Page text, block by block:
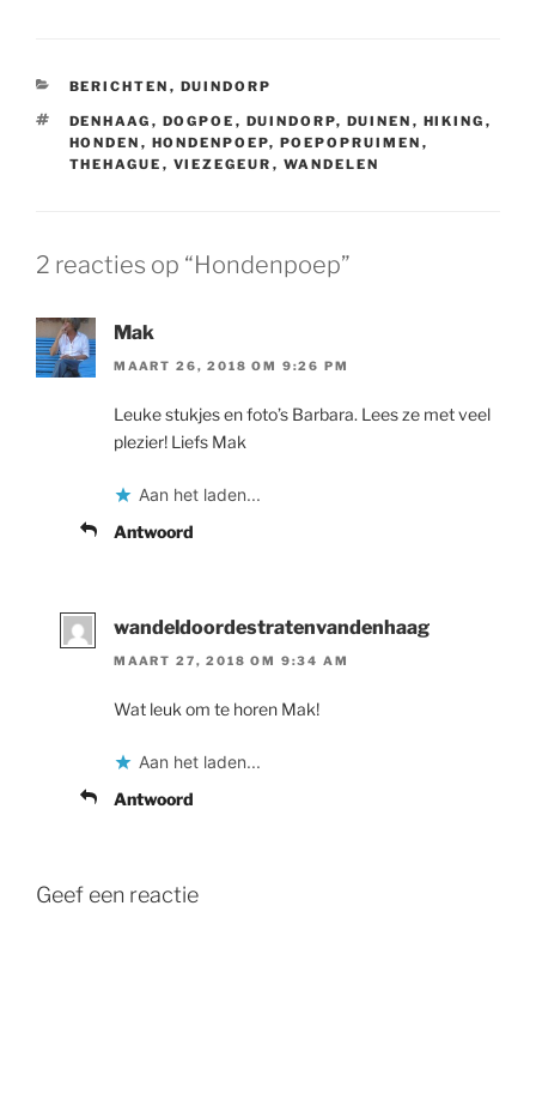
CATEGORIEËN
BERICHTEN , DUINDORP
TAGS
DENHAAG , DOGPOE , DUINDORP, DUINEN , HIKING ,
HONDEN , HONDENPOEP, POEPOPRUIMEN ,
THEHAGUE , VIEZEGEUR , WANDELEN
2 reacties op “Hondenpoep”
Mak
MAART 26, 2018 OM 9:26 PM
Leuke stukjes en foto’s Barbara. Lees ze met veel
plezier! Liefs Mak
Aan het laden...
Antwoord
wandeldoordestratenvandenhaag
MAART 27, 2018 OM 9:34 AM
Wat leuk om te horen Mak!
Aan het laden...
Antwoord
Geef een reactie